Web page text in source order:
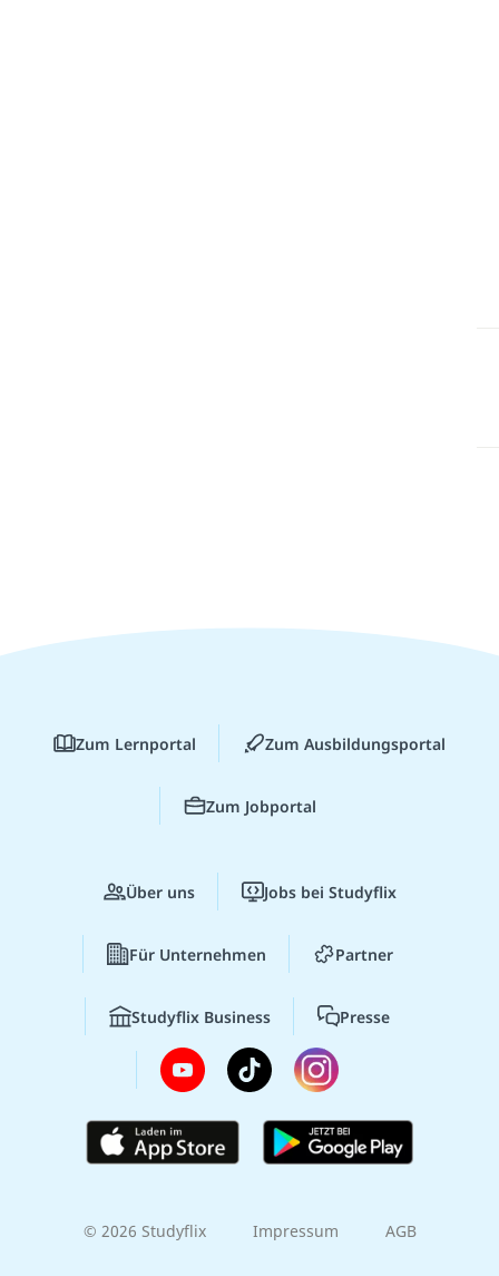
Zum Lernportal Zum Ausbildungsportal
Zum Jobportal
Über uns Jobs bei Studyflix
Für Unternehmen Partner
Studyflix Business Presse
© 2026 Studyflix Impressum AGB